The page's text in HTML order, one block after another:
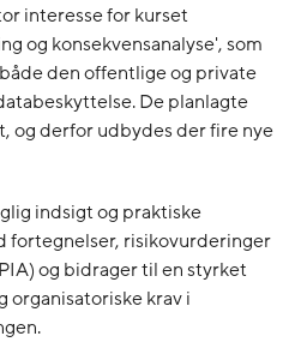
interesse for kurset
og konsekvensanalyse', som
den offentlige og private
De planlagte
og derfor udbydes der fire nye
indsigt og praktiske
fortegnelser, risikovurderinger
og bidrager til en styrket
organisatoriske krav i